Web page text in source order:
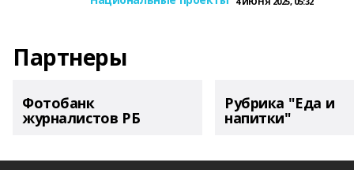
Партнеры
Фотобанк
журналистов РБ
Рубрика "Еда и
напитки"